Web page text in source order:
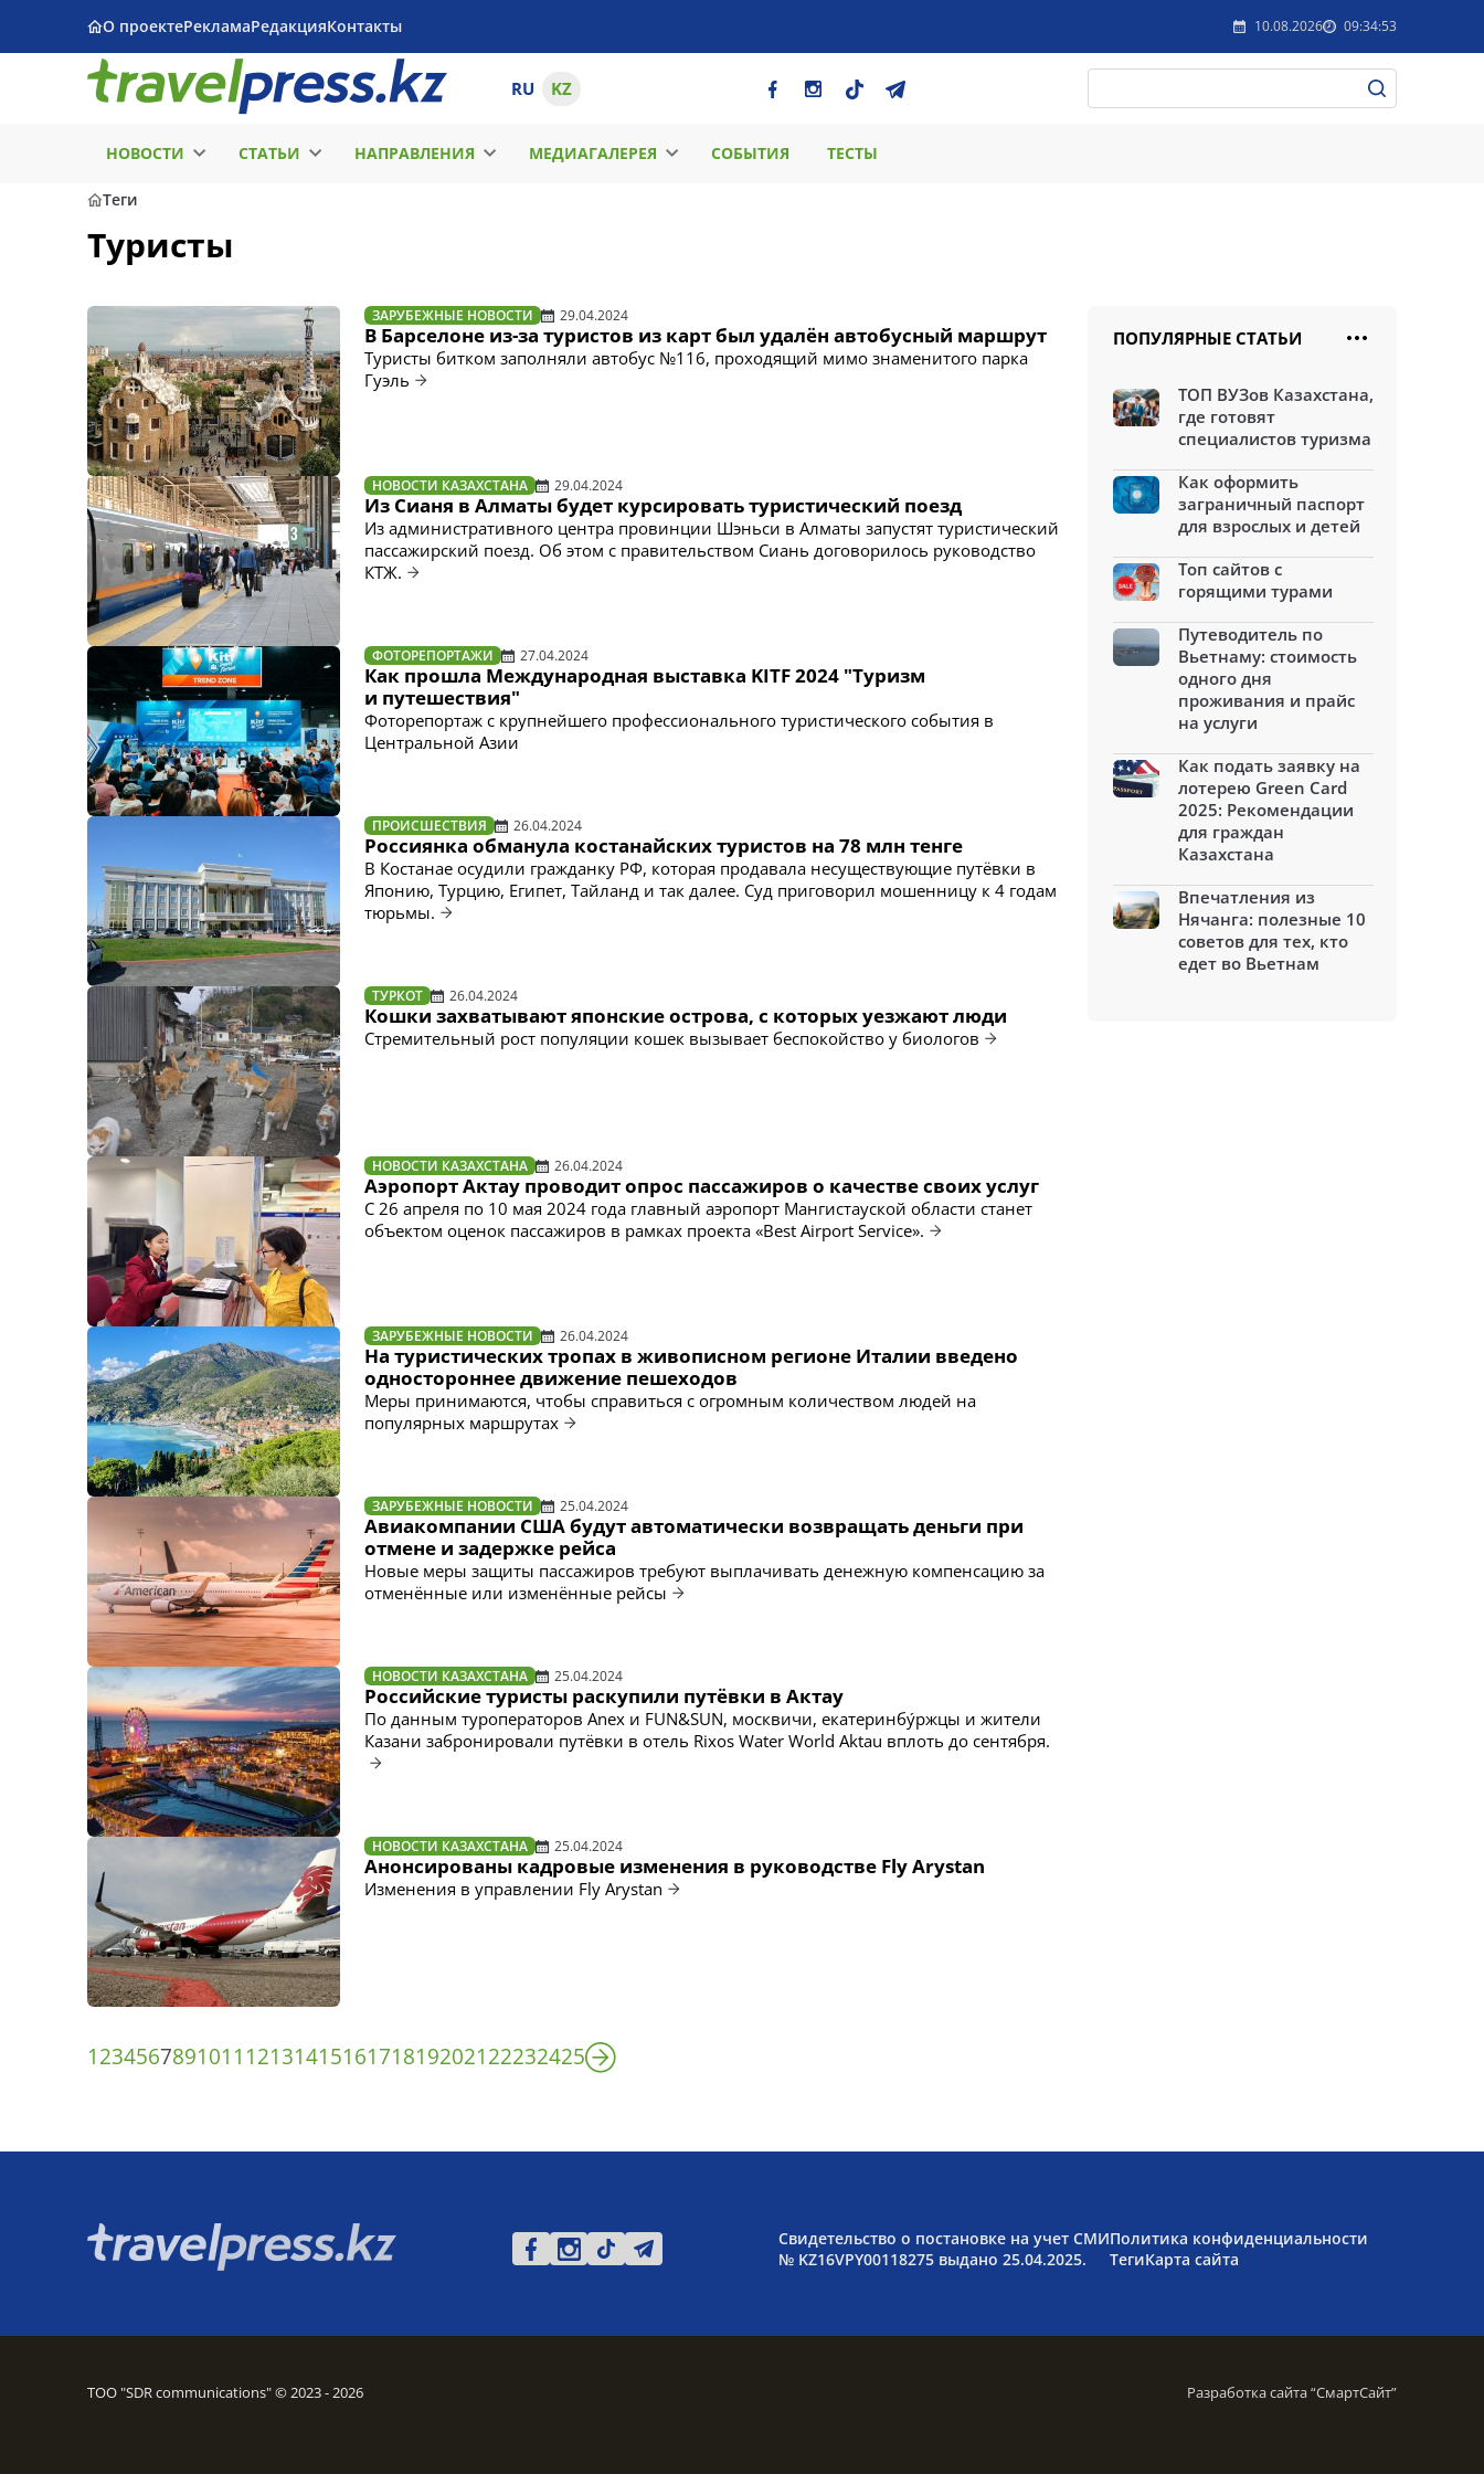
О проектеРекламаРедакцияКонтакты 10.08.2026 09:34:53
RU KZ
НОВОСТИ СТАТЬИ НАПРАВЛЕНИЯ МЕДИАГАЛЕРЕЯ СОБЫТИЯ ТЕСТЫ
Теги
Туристы
ЗАРУБЕЖНЫЕ НОВОСТИ 29.04.2024
В Барселоне из-за туристов из карт был удалён автобусный маршрут
Туристы битком заполняли автобус №116, проходящий мимо знаменитого парка
Гуэль
НОВОСТИ КАЗАХСТАНА 29.04.2024
Из Сианя в Алматы будет курсировать туристический поезд
Из административного центра провинции Шэньси в Алматы запустят туристический
пассажирский поезд. Об этом с правительством Сиань договорилось руководство
КТЖ.
ФОТОРЕПОРТАЖИ 27.04.2024
Как прошла Международная выставка KITF 2024 "Туризм
и путешествия"
Фоторепортаж с крупнейшего профессионального туристического события в
Центральной Азии
ПРОИСШЕСТВИЯ 26.04.2024
Россиянка обманула костанайских туристов на 78 млн тенге
В Костанае осудили гражданку РФ, которая продавала несуществующие путёвки в
Японию, Турцию, Египет, Тайланд и так далее. Суд приговорил мошенницу к 4 годам
тюрьмы.
ТУРКОТ 26.04.2024
Кошки захватывают японские острова, с которых уезжают люди
Стремительный рост популяции кошек вызывает беспокойство у биологов
НОВОСТИ КАЗАХСТАНА 26.04.2024
Аэропорт Актау проводит опрос пассажиров о качестве своих услуг
С 26 апреля по 10 мая 2024 года главный аэропорт Мангистауской области станет
объектом оценок пассажиров в рамках проекта «Best Airport Service».
ЗАРУБЕЖНЫЕ НОВОСТИ 26.04.2024
На туристических тропах в живописном регионе Италии введено
одностороннее движение пешеходов
Меры принимаются, чтобы справиться с огромным количеством людей на
популярных маршрутах
ЗАРУБЕЖНЫЕ НОВОСТИ 25.04.2024
Авиакомпании США будут автоматически возвращать деньги при
отмене и задержке рейса
Новые меры защиты пассажиров требуют выплачивать денежную компенсацию за
отменённые или изменённые рейсы
НОВОСТИ КАЗАХСТАНА 25.04.2024
Российские туристы раскупили путёвки в Актау
По данным туроператоров Anex и FUN&SUN, москвичи, екатеринбу́ржцы и жители
Казани забронировали путёвки в отель Rixos Water World Aktau вплоть до сентября.
НОВОСТИ КАЗАХСТАНА 25.04.2024
Анонсированы кадровые изменения в руководстве Fly Arystan
Изменения в управлении Fly Arystan
1234567891011 1213141516171819202122232425
ПОПУЛЯРНЫЕ СТАТЬИ
ТОП ВУЗов Казахстана,
где готовят
специалистов туризма
Как оформить
заграничный паспорт
для взрослых и детей
Топ сайтов с
горящими турами
Путеводитель по
Вьетнаму: стоимость
одного дня
проживания и прайс
на услуги
Как подать заявку на
лотерею Green Card
2025: Рекомендации
для граждан
Казахстана
Впечатления из
Нячанга: полезные 10
советов для тех, кто
едет во Вьетнам
Свидетельство о постановке на учет СМИ
№ KZ16VPY00118275 выдано 25.04.2025.
Политика конфиденциальности
ТегиКарта сайта
ТОО "SDR communications" © 2023 - 2026 Разработка сайта “СмартСайт”